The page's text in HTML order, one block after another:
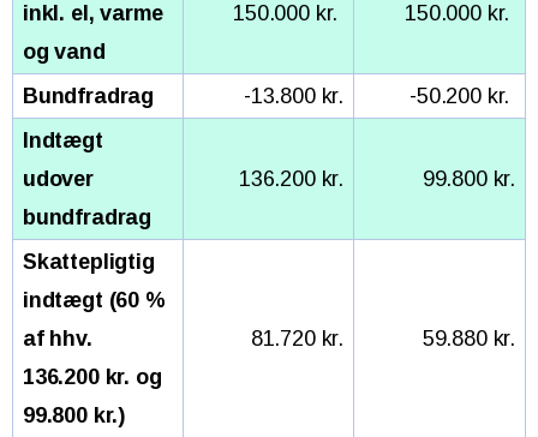
inkl. el, varme
og vand
150.000 kr. 150.000 kr.
Bundfradrag -13.800 kr.
-50.200 kr.
Indtægt
udover
bundfradrag
136.200 kr. 99.800 kr.
Skattepligtig
indtægt (60 %
af hhv.
136.200 kr. og
99.800 kr.)
81.720 kr. 59.880 kr.